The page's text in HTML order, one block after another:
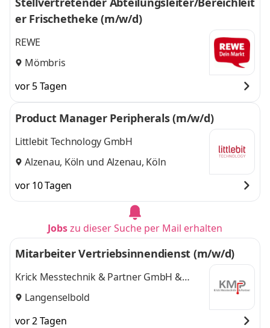
er Frischetheke (m/w/d)
REWE
Mömbris
vor 5 Tagen
Product Manager Peripherals (m/w/d)
Littlebit Technology GmbH
Alzenau, Köln und Alzenau, Köln
vor 10 Tagen
Jobszu dieser Suche per Mail erhalten
Mitarbeiter Vertriebsinnendienst (m/w/d)
Krick Messtechnik & Partner GmbH &
Co.KGLangenselbold
vor 2 Tagen